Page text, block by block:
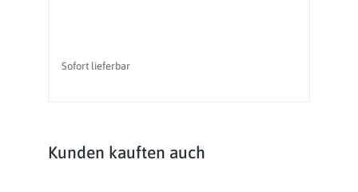
Sofort lieferbar
Produktgalerie überspringen
Kunden kauften auch